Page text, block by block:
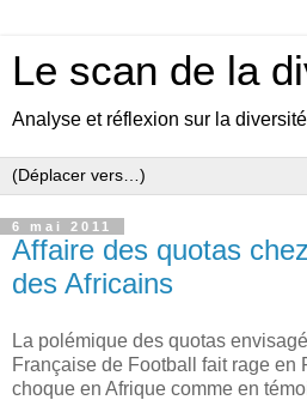
Le scan de la
Analyse et réflexion sur la
6 mai 2011
Affaire des quotas
des Africains
La polémique des quotas
Française de Football fait rage en
choque en Afrique comme en